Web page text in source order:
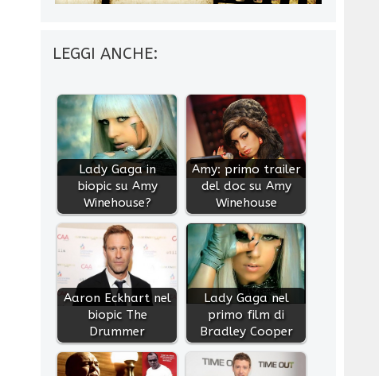
LEGGI ANCHE:
Lady Gaga in
biopic su Amy
Winehouse?
Amy: primo trailer
del doc su Amy
Winehouse
Aaron Eckhart nel
biopic The
Drummer
Lady Gaga nel
primo film di
Bradley Cooper